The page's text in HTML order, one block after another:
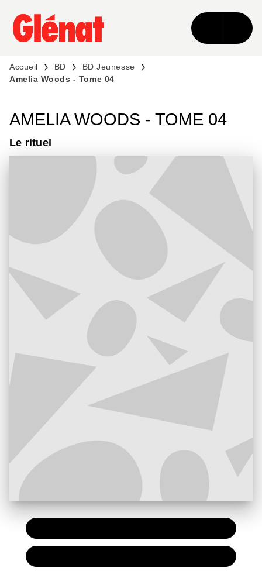
MENU RECHERCHE CONTENU
PIED DE PAGE
Accueil BD
BD Jeunesse
Amelia Woods - Tome 04
AMELIA WOODS - TOME 04
Le rituel